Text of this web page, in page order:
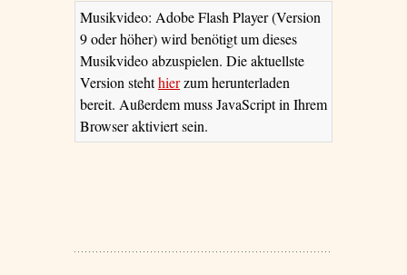
Musikvideo: Adobe Flash Player (Version
9 oder höher) wird benötigt um dieses
Musikvideo abzuspielen. Die aktuellste
Version stehthierzum herunterladen
bereit. Außerdem muss JavaScript in Ihrem
Browser aktiviert sein.